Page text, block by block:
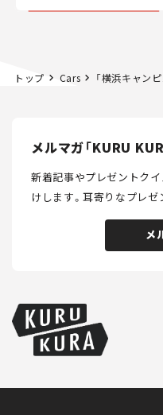
トップ Cars 「横浜キャンピングカーショー2022」が、9月23日
メルマガ「KURU
新着記事やプレゼントク
けします。耳寄りなプレゼ
メ